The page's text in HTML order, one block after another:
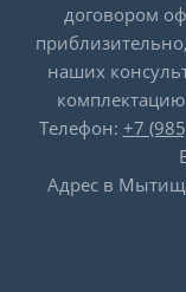
договором
наших
Телефон: +7
Адрес в